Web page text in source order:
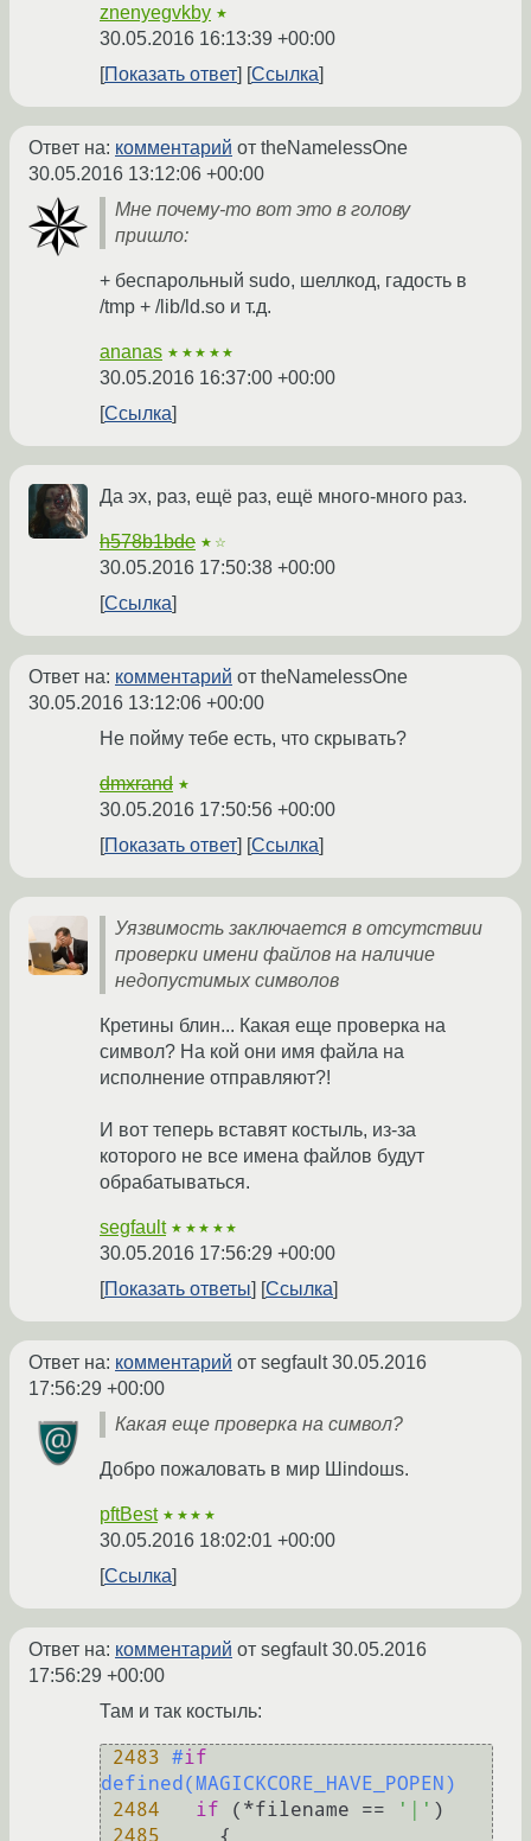
znenyegvkby ★
30.05.2016 16:13:39 +00:00
Показать ответ
Ссылка
Ответ на: комментарий от theNamelessOne
30.05.2016 13:12:06 +00:00
Мне почему-то вот это в голову
пришло:
+ беспарольный sudo, шеллкод, гадость в
/tmp + /lib/ld.so и т.д.
ananas ★★★★★
30.05.2016 16:37:00 +00:00
Ссылка
Да эх, раз, ещё раз, ещё много-много раз.
h578b1bde ★☆
30.05.2016 17:50:38 +00:00
Ссылка
Ответ на: комментарий от theNamelessOne
30.05.2016 13:12:06 +00:00
Не пойму тебе есть, что скрывать?
dmxrand ★
30.05.2016 17:50:56 +00:00
Показать ответ
Ссылка
Уязвимость заключается в отсутствии
проверки имени файлов на наличие
недопустимых символов
Кретины блин... Какая еще проверка на
символ? На кой они имя файла на
исполнение отправляют?!
И вот теперь вставят костыль, из-за
которого не все имена файлов будут
обрабатываться.
segfault ★★★★★
30.05.2016 17:56:29 +00:00
Показать ответы
Ссылка
Ответ на: комментарий от segfault30.05.2016
17:56:29 +00:00
Какая еще проверка на символ?
Добро пожаловать в мир Шindoшs.
pftBest ★★★★
30.05.2016 18:02:01 +00:00
Ссылка
Ответ на: комментарий от segfault30.05.2016
17:56:29 +00:00
Там и так костыль:
2483 #if
defined(MAGICKCORE_HAVE_POPEN)
2484
if (*filename == '|' )
2485
     {